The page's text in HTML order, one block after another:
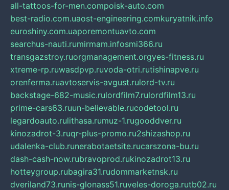
all-tattoos-for-men.compoisk-auto.com
best-radio.com.uaost-engineering.comkuryatnik.info
euroshiny.com.uaporemontuavto.com
searchus-nauti.rumirmam.infosmi366.ru
transgazstroy.ruorgmanagement.orgyes-fitness.ru
xtreme-rp.ruwasdpvp.ruvoda-otri.rutishinapve.ru
orenferma.ruavtoservis-avgust.rulord-tv.ru
backstage-682-music.rulordfilm7.rulordfilm13.ru
prime-cars63.ruun-believable.rucodetool.ru
legardoauto.rulithasa.rumuz-1.rugooddver.ru
kinozadrot-3.ruqr-plus-promo.ru2shizashop.ru
udalenka-club.runerabotaetsite.rucarszona-bu.ru
dash-cash-now.rubravoprod.rukinozadrot13.ru
hotteygroup.rubagira31.rudommarketnsk.ru
dveriland73.runis-glonass51.ruveles-doroga.rutb02.ru